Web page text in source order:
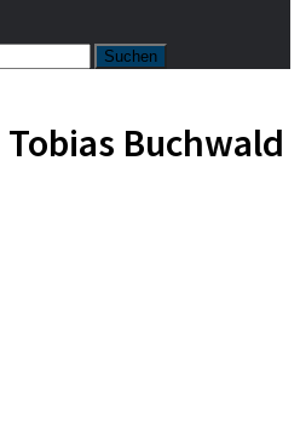
Tobias Buchwald